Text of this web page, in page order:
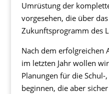
Umrüstung der
vorgesehen, die über
Zukunftsprogramm des
Nach dem erfolgreichen
im letzten Jahr wollen
Planungen für die
beginnen, die aber